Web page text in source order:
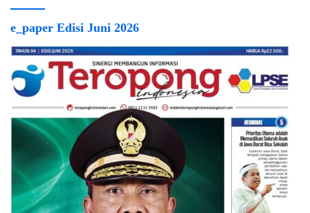
e_paper Edisi Juni 2026